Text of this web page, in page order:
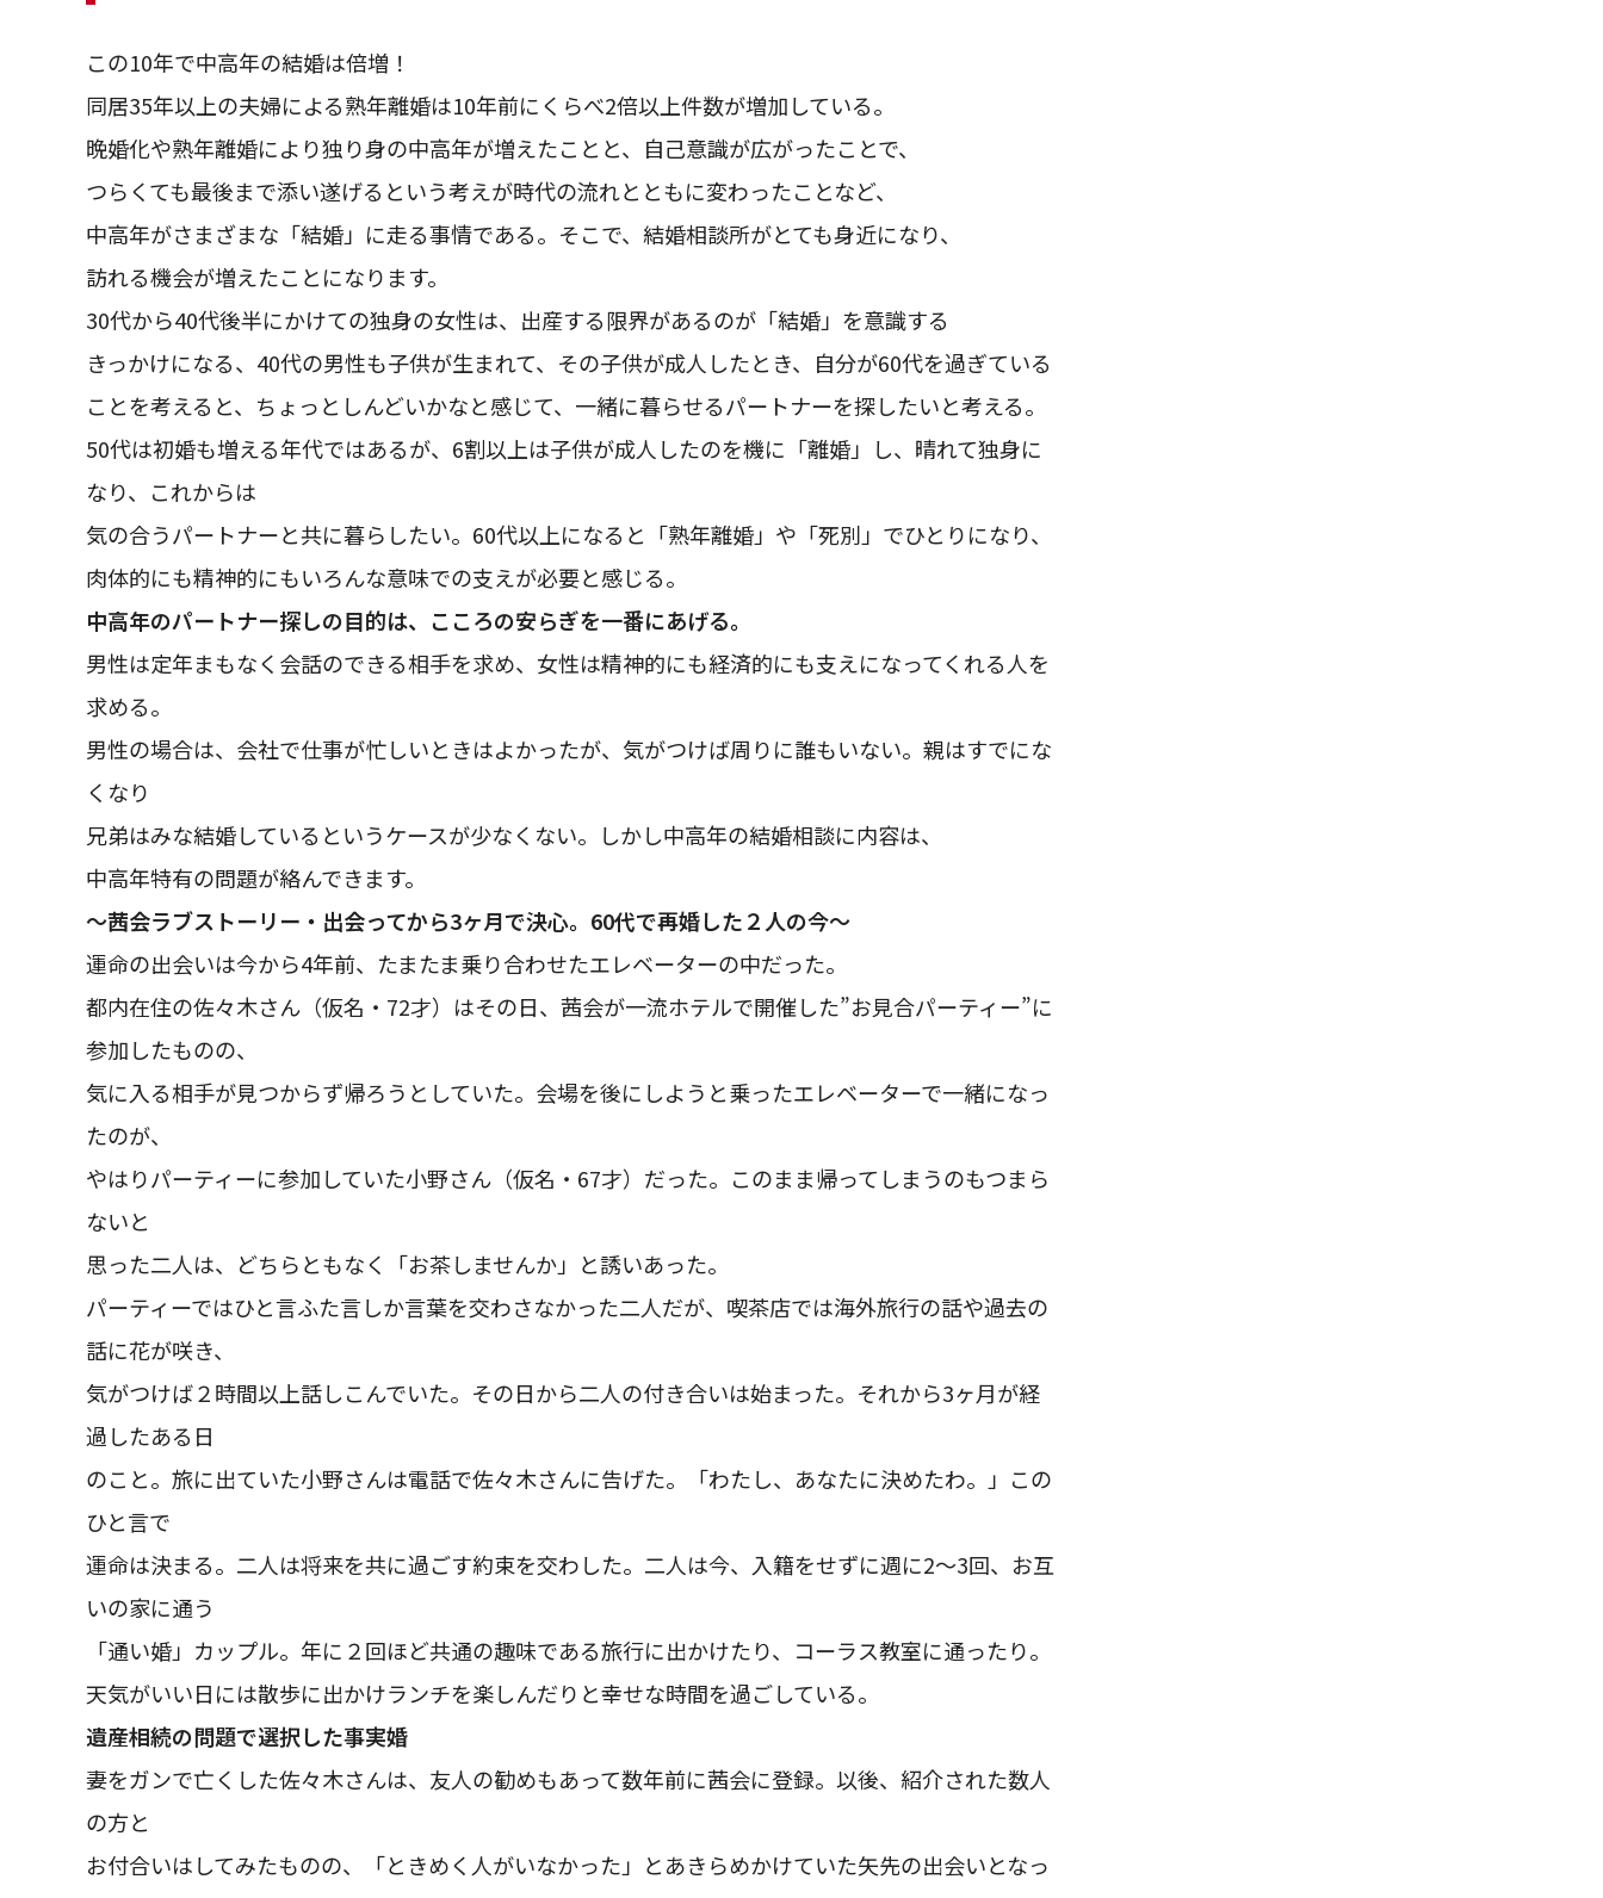
この10年で中高年の結婚は倍増！
同居35年以上の夫婦による熟年離婚は10年前にくらべ2倍以上件数が増加している。
晩婚化や熟年離婚により独り身の中高年が増えたことと、自己意識が広がったことで、
つらくても最後まで添い遂げるという考えが時代の流れとともに変わったことなど、
中高年がさまざまな「結婚」に走る事情である。そこで、結婚相談所がとても身近になり、
訪れる機会が増えたことになります。
30代から40代後半にかけての独身の女性は、出産する限界があるのが「結婚」を意識する
きっかけになる、40代の男性も子供が生まれて、その子供が成人したとき、自分が60代を過ぎている
ことを考えると、ちょっとしんどいかなと感じて、一緒に暮らせるパートナーを探したいと考える。
50代は初婚も増える年代ではあるが、6割以上は子供が成人したのを機に「離婚」し、晴れて独身に
なり、これからは
気の合うパートナーと共に暮らしたい。60代以上になると「熟年離婚」や「死別」でひとりになり、
肉体的にも精神的にもいろんな意味での支えが必要と感じる。
中高年のパートナー探しの目的は、こころの安らぎを一番にあげる。
男性は定年まもなく会話のできる相手を求め、女性は精神的にも経済的にも支えになってくれる人を
求める。
男性の場合は、会社で仕事が忙しいときはよかったが、気がつけば周りに誰もいない。親はすでにな
くなり
兄弟はみな結婚しているというケースが少なくない。しかし中高年の結婚相談に内容は、
中高年特有の問題が絡んできます。
～茜会ラブストーリー・出会ってから3ヶ月で決心。60代で再婚した２人の今～
運命の出会いは今から4年前、たまたま乗り合わせたエレベーターの中だった。
都内在住の佐々木さん（仮名・72才）はその日、茜会が一流ホテルで開催した”お見合パーティー”に
参加したものの、
気に入る相手が見つからず帰ろうとしていた。会場を後にしようと乗ったエレベーターで一緒になっ
たのが、
やはりパーティーに参加していた小野さん（仮名・67才）だった。このまま帰ってしまうのもつまら
ないと
思った二人は、どちらともなく「お茶しませんか」と誘いあった。
パーティーではひと言ふた言しか言葉を交わさなかった二人だが、喫茶店では海外旅行の話や過去の
話に花が咲き、
気がつけば２時間以上話しこんでいた。その日から二人の付き合いは始まった。それから3ヶ月が経
過したある日
のこと。旅に出ていた小野さんは電話で佐々木さんに告げた。「わたし、あなたに決めたわ。」この
ひと言で
運命は決まる。二人は将来を共に過ごす約束を交わした。二人は今、入籍をせずに週に2～3回、お互
いの家に通う
「通い婚」カップル。年に２回ほど共通の趣味である旅行に出かけたり、コーラス教室に通ったり。
天気がいい日には散歩に出かけランチを楽しんだりと幸せな時間を過ごしている。
遺産相続の問題で選択した事実婚
妻をガンで亡くした佐々木さんは、友人の勧めもあって数年前に茜会に登録。以後、紹介された数人
の方と
お付合いはしてみたものの、「ときめく人がいなかった」とあきらめかけていた矢先の出会いとなっ